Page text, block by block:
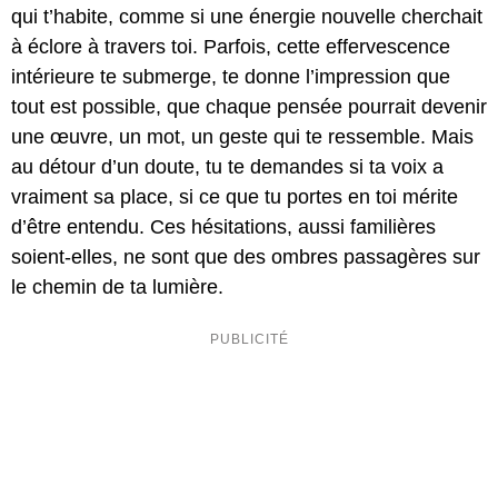
qui t’habite, comme si une énergie nouvelle cherchait
à éclore à travers toi. Parfois, cette effervescence
intérieure te submerge, te donne l’impression que
tout est possible, que chaque pensée pourrait devenir
une œuvre, un mot, un geste qui te ressemble. Mais
au détour d’un doute, tu te demandes si ta voix a
vraiment sa place, si ce que tu portes en toi mérite
d’être entendu. Ces hésitations, aussi familières
soient-elles, ne sont que des ombres passagères sur
le chemin de ta lumière.